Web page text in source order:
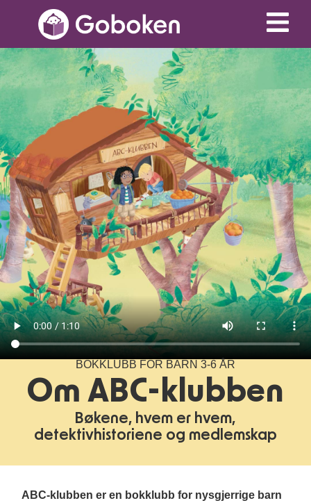
BOKKLUBB FOR BARN 3-6 ÅR
Om ABC-klubben
Bøkene, hvem er hvem,
detektivhistoriene og medlemskap
ABC-klubben er en bokklubb for nysgjerrige barn